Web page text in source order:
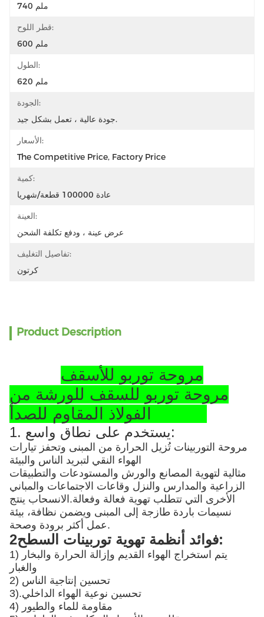
740 ملم
قطر اللوح:
600 ملم
الطول:
620 ملم
الجودة:
جودة عالية ، تعمل بشكل جيد.
الأسعار:
The Competitive Price, Factory Price
كمية:
عادة 100000 قطعة/شهريا
العينة:
عرض عينة ، ودفع تكلفة الشحن
تفاصيل التغليف:
كرتون
Product Description
مروحة توربو للأسقف
مروحة توربو للسقف للورشة من
1. يستخدم على نطاق واسع:
مروحة التوربينات تُزيل الحرارة من المبنى وتحفز تيارات
الهواء النقي لتبريد الناس والبيئة
مثالية لتهوية المصانع والورش والمستودعات والتطبيقات
الزراعية والمدارس والنزل وقاعات الاجتماعات والمباني
الأخرى التي تتطلب تهوية فعالة وفعالة.الانسحاب ينتج
نسيمات باردة طازجة إلى المبنى ويضمن نظافة، بيئة
عمل أكثر برودة وصحة.
2فوائد أنظمة تهوية توربينات السطح:
1) يتم استخراج الهواء القديم وإزالة الحرارة والبخار
والغبار
2) تحسين إنتاجية الناس
3).تحسين نوعية الهواء الداخلي
4) مقاومة للماء والطيور